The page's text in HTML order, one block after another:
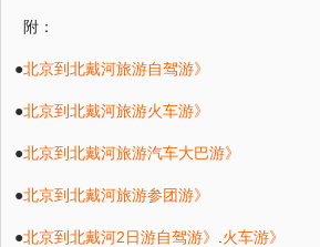
附：
●北京到北戴河旅游自驾游》
●北京到北戴河旅游火车游》
●北京到北戴河旅游汽车大巴游》
●北京到北戴河旅游参团游》
●北京到北戴河2日游自驾游》 火车游》